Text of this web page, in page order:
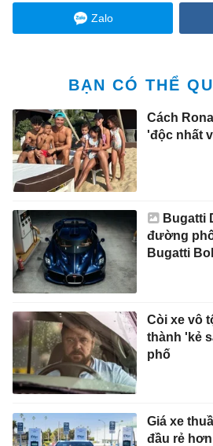
Zalo
BẠN CÓ THỂ
Cách
'độc nhất
Bugatti
đường
Bugatti
Còi xe vô
thành 'kẻ
phố
Giá xe
đầu rẻ